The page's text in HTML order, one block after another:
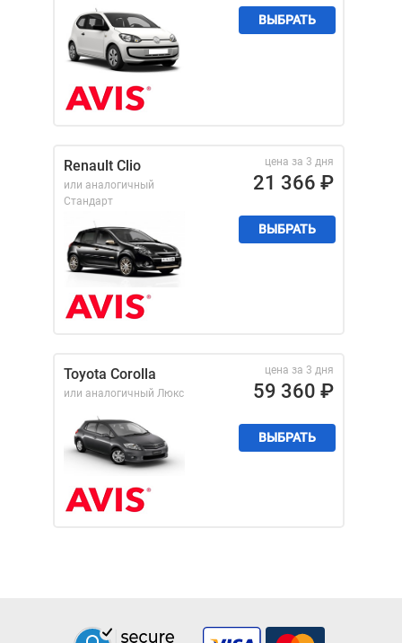
ВЫБРАТЬ
Renault Clio
или аналогичный
Стандарт
цена за 3 дня
21 366 ₽
ВЫБРАТЬ
Toyota Corolla
или аналогичный Люкс
цена за 3 дня
59 360 ₽
ВЫБРАТЬ